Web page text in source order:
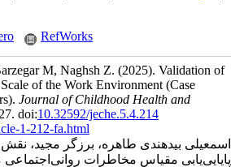
RefWorks
M, Naghsh Z.(2025).Validation of
Scale of the Work Environment (Case
Journal of Childhood Health and
doi:10.32592/jeche.5.4.214
1-212-fa.html
اسمعیلی بیدهندی طاهره، برزگر مجید، نقش
پایایی‌یابی مقیاس مخاطرات روانی‌اجتماعی